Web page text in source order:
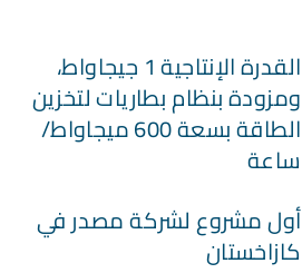
القدرة الإنتاجية 1 جيجاواط،
ومزودة بنظام بطاريات لتخزين
الطاقة بسعة 600 ميجاواط/
ساعة
أول مشروع لشركة مصدر في
كازاخستان